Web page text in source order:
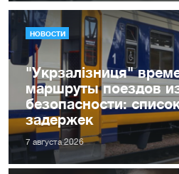
НОВОСТИ
"Укрзалізниця"
маршруты поездов
безопасности:
задержек
7 августа 2026